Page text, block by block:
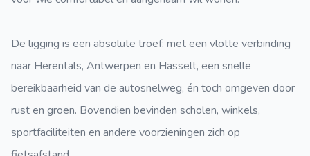
De ligging is een absolute troef: met een vlotte verbinding
naar Herentals, Antwerpen en Hasselt, een snelle
bereikbaarheid van de autosnelweg, én toch omgeven door
rust en groen. Bovendien bevinden scholen, winkels,
sportfaciliteiten en andere voorzieningen zich op